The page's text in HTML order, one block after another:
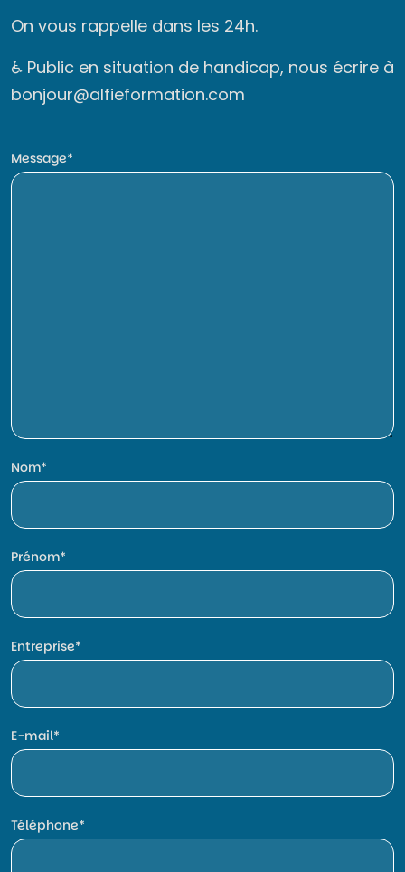
On vous rappelle dans les 24h.
♿ Public en situation de handicap, nous écrire à
bonjour@alfieformation.com
Message
Nom
Prénom
Entreprise
E-mail
Téléphone